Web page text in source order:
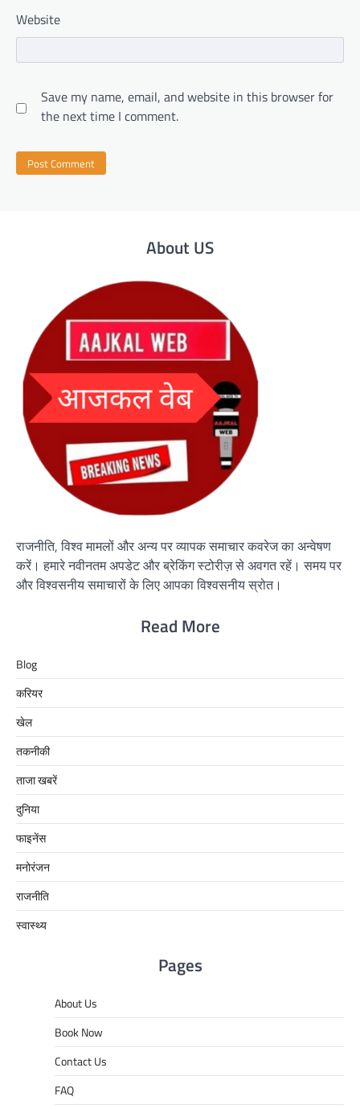
Website
Save my name, email, and website in this browser for
the next time I comment.
About US
राजनीति, विश्व मामलों और अन्य पर व्यापक समाचार कवरेज का अन्वेषण
करें। हमारे नवीनतम अपडेट और ब्रेकिंग स्टोरीज़ से अवगत रहें। समय पर
और विश्वसनीय समाचारों के लिए आपका विश्वसनीय स्रोत।
Read More
Blog
करियर
खेल
तकनीकी
ताजा खबरें
दुनिया
फाइनेंस
मनोरंजन
राजनीति
स्वास्थ्य
Pages
About Us
Book Now
Contact Us
FAQ